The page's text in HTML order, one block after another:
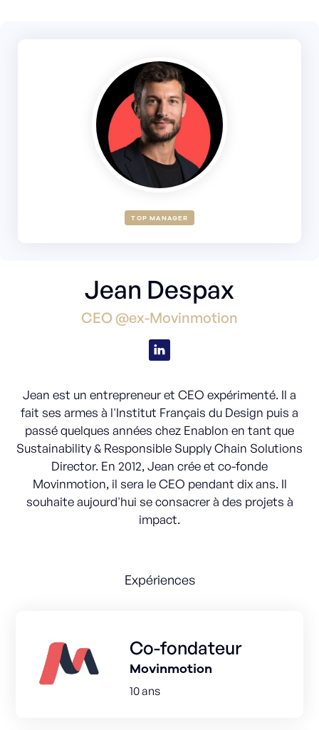
TOP MANAGER
Jean Despax
CEO @ex-Movinmotion
Jean est un entrepreneur et CEO expérimenté. Il a
fait ses armes à l'Institut Français du Design puis a
passé quelques années chez Enablon en tant que
Sustainability & Responsible Supply Chain Solutions
Director. En 2012, Jean crée et co-fonde
Movinmotion, il sera le CEO pendant dix ans. Il
souhaite aujourd'hui se consacrer à des projets à
impact.
Expériences
Co-fondateur
Movinmotion
10 ans